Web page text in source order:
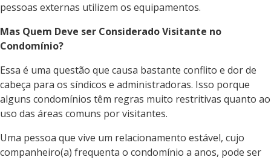
pessoas externas utilizem os equipamentos.
Mas Quem Deve ser Considerado Visitante no
Condomínio?
Essa é uma questão que causa bastante conflito e dor de
cabeça para os síndicos e administradoras. Isso porque
alguns condomínios têm regras muito restritivas quanto ao
uso das áreas comuns por visitantes.
Uma pessoa que vive um relacionamento estável, cujo
companheiro(a) frequenta o condomínio a anos, pode ser